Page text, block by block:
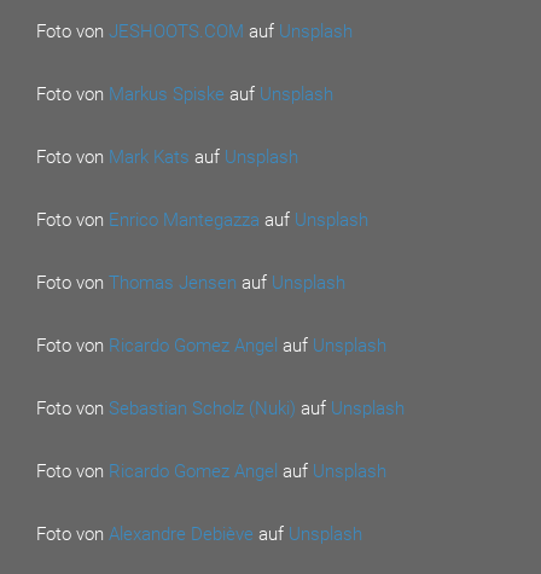
Foto von JESHOOTS.COM auf Unsplash
Foto von Markus Spiske auf Unsplash
Foto von Mark Kats auf Unsplash
Foto von Enrico Mantegazza auf Unsplash
Foto von Thomas Jensen auf Unsplash
Foto von Ricardo Gomez Angel auf Unsplash
Foto von Sebastian Scholz (Nuki) auf Unsplash
Foto von Ricardo Gomez Angel auf Unsplash
Foto von Alexandre Debiève auf Unsplash